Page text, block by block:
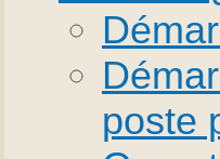
poste